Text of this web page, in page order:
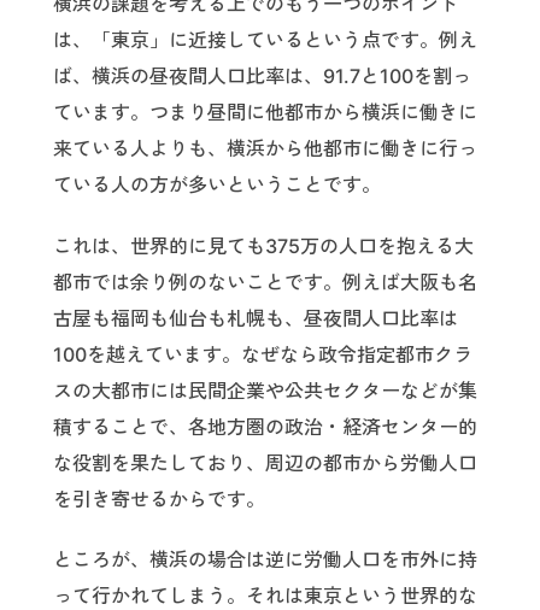
は、「東京」に近接しているという点です。例え
ば、横浜の昼夜間人口比率は、91.7と100を割っ
ています。つまり昼間に他都市から横浜に働きに
来ている人よりも、横浜から他都市に働きに行っ
ている人の方が多いということです。
これは、世界的に見ても375万の人口を抱える大
都市では余り例のないことです。例えば大阪も名
古屋も福岡も仙台も札幌も、昼夜間人口比率は
100を越えています。なぜなら政令指定都市クラ
スの大都市には民間企業や公共セクターなどが集
積することで、各地方圏の政治・経済センター的
な役割を果たしており、周辺の都市から労働人口
を引き寄せるからです。
ところが、横浜の場合は逆に労働人口を市外に持
って行かれてしまう。それは東京という世界的な